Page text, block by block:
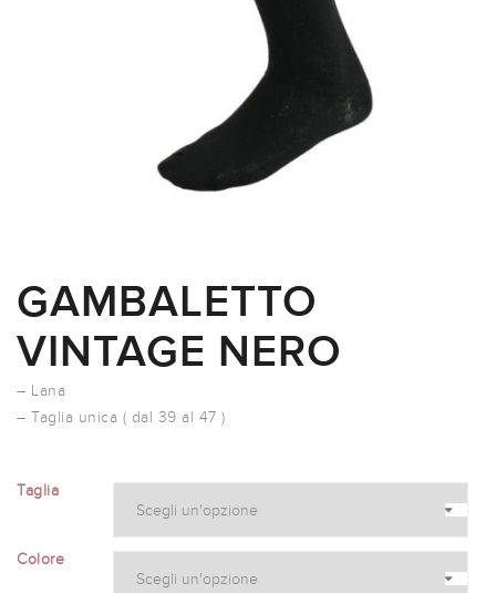
GAMBALETTO
VINTAGE NERO
– Lana
– Taglia unica ( dal 39 al 47 )
Taglia
Colore